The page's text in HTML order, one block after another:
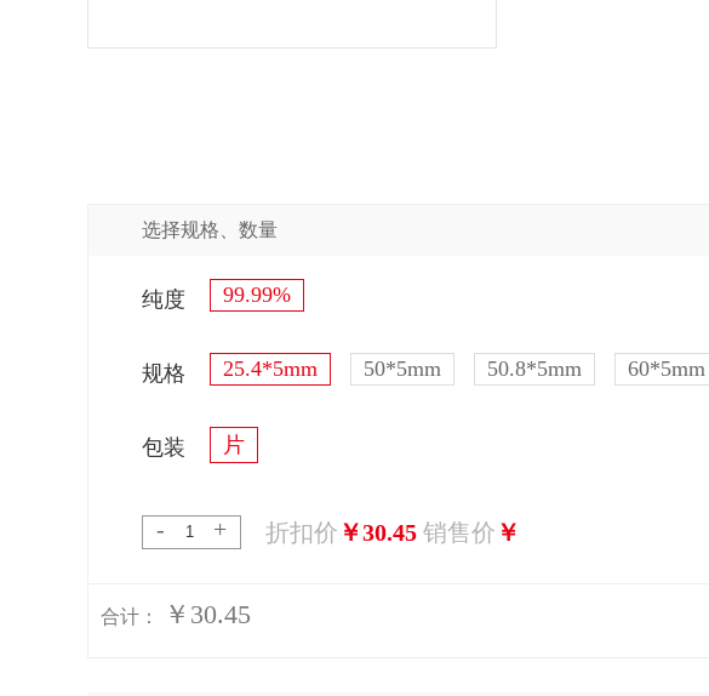
选择规格、数量
纯度 99.99%
规格 25.4*5mm 50*5mm 50.8*5mm 60*5mm
包装 片
- + 折扣价 ￥30.45 销售价 ￥
合计： ￥30.45